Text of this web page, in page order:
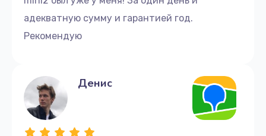
адекватную сумму и гарантией год.
Рекомендую
Денис